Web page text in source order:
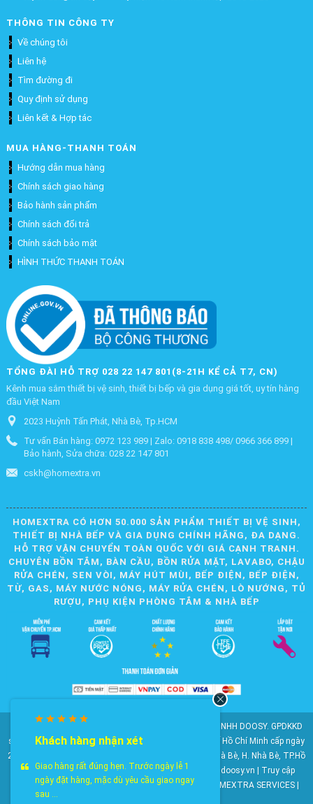
THÔNG TIN CÔNG TY
Về chúng tôi
Liên hệ
Tìm đường đi
Quy định sử dụng
Liên kết & Hợp tác
MUA HÀNG-THANH TOÁN
Hướng dẫn mua hàng
Chính sách giao hàng
Bảo hành sản phẩm
Chính sách đổi trả
Chính sách bảo mật
HÌNH THỨC THANH TOÁN
TỔNG ĐÀI HỖ TRỢ 028 22 147 801(8-21H KỂ CẢ T7, CN)
Kênh mua sắm thiết bị vệ sinh, thiết bị bếp và gia dụng giá tốt, uy tín hàng
đầu Việt Nam
2023 Huỳnh Tấn Phát, Nhà Bè, Tp.HCM
Tư vấn Bán hàng: 0972 123 989 | Zalo: 0918 838 498/ 0966 366 899 |
Bảo hành, Sửa chữa: 028 22 147 801
cskh@homextra.vn
HOMEXTRA CÓ HƠN 50.000 SẢN PHẨM THIẾT BỊ VỆ SINH,
THIẾT BỊ NHÀ BẾP VÀ GIA DỤNG CHÍNH HÃNG, ĐA DẠNG.
HỖ TRỢ VẬN CHUYỂN TOÀN QUỐC VỚI GIÁ CẠNH TRANH.
CHUYÊN BỒN TẮM, BÀN CẦU, BỒN RỬA MẶT, LAVABO, CHẬU
RỬA CHÉN, SEN VÒI, MÁY HÚT MÙI, BẾP ĐIỆN, BẾP ĐIỆN,
TỪ, GAS, MÁY NƯỚC NÓNG, MÁY RỬA CHÉN, LÒ NƯỚNG, TỦ
RƯỢU, PHỤ KIỆN PHÒNG TẮM & NHÀ BẾP
© 2010-2025 Bản quyền nội dung thuộc về CÔNG TY TNHH DOOSY. GPDKKD
số: 0311.807.893 do Sở Kế hoạch và Đầu tư Thành phố Hồ Chí Minh cấp ngày
28/05/2012. Địa chỉ: 2023 Huỳnh Tấn Phát, KP6, TT. Nhà Bè, H. Nhà Bè, TP.Hồ
Chí Minh. Điện thoại: 028 22 147 801. Email: doosy@doosy.vn | Truy cập
website cùng công ty:Trang Dịch Vụ Khách Hàng
- HOMEXTRA SERVICES |
Khách hàng nhận xét
Giao hàng rất đúng hẹn. Trước ngày lễ 1
ngày đặt hàng, mặc dù yêu cầu giao ngay
sau ...